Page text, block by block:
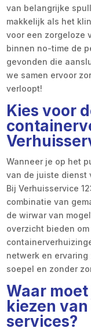
van belangrijke
makkelijk als het
voor een zorgeloze
binnen no-time de
gevonden die
we samen ervoor
verloopt!
Kies voor
Wanneer je op het
van de juiste dienst
Bij Verhuisservice
combinatie van
de wirwar van
overzicht bieden
netwerk en
soepel en zonder
Waar
kiezen
services?